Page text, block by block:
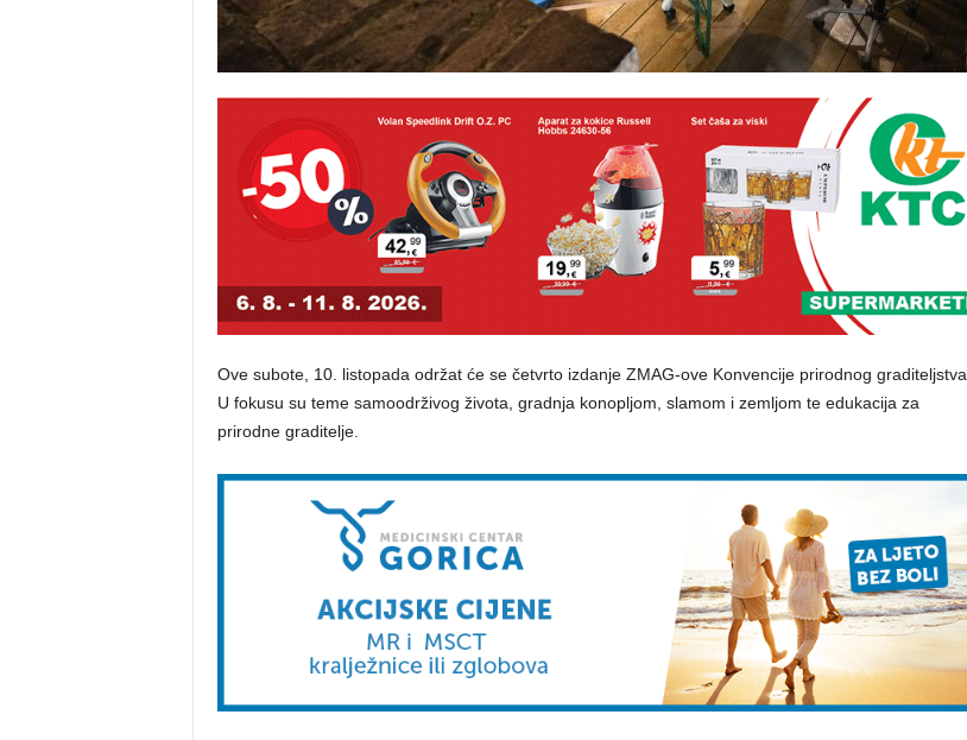
Ove subote, 10. listopada održat će se četvrto izdanje ZMAG-ove Konvencije prirodnog graditeljstva.
U fokusu su teme samoodrživog života, gradnja konopljom, slamom i zemljom te edukacija za
prirodne graditelje.